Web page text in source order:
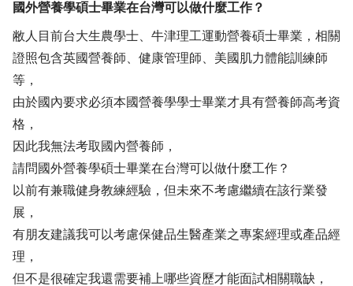
國外營養學碩士畢業在台灣可以做什麼工作？
敝人目前台大生農學士、牛津理工運動營養碩士畢業，相關
證照包含英國營養師、健康管理師、美國肌力體能訓練師
等，
由於國內要求必須本國營養學學士畢業才具有營養師高考資
格，
因此我無法考取國內營養師，
請問國外營養學碩士畢業在台灣可以做什麼工作？
以前有兼職健身教練經驗，但未來不考慮繼續在該行業發
展，
有朋友建議我可以考慮保健品生醫產業之專案經理或產品經
理，
但不是很確定我還需要補上哪些資歷才能面試相關職缺，